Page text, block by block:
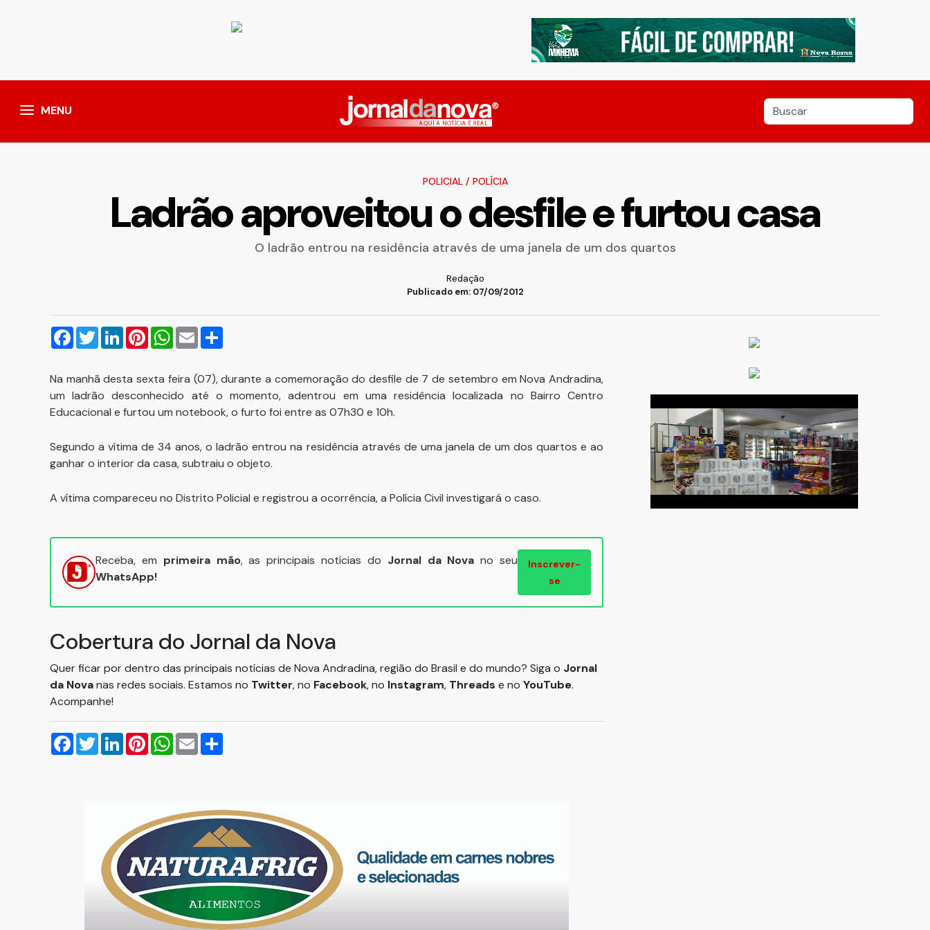
MENU
POLICIAL/ POLÍCIA
Ladrão aproveitou o desfile e furtou casa
O ladrão entrou na residência através de uma janela de um dos quartos
Redação
Publicado em: 07/09/2012
Facebook
TwitterLinkedInPinterestWhatsApp
Email
Na manhã desta sexta feira (07), durante a comemoração do desfile de 7 de setembro em Nova Andradina,
um ladrão desconhecido até o momento, adentrou em uma residência localizada no Bairro Centro
Educacional e furtou um notebook, o furto foi entre as 07h30 e 10h.
Segundo a vítima de 34 anos, o ladrão entrou na residência através de uma janela de um dos quartos e ao
ganhar o interior da casa, subtraiu o objeto.
A vítima compareceu no Distrito Policial e registrou a ocorrência, a Polícia Civil investigará o caso.
Receba, em primeira mão, as principais notícias do Jornal da Nova no seu
WhatsApp!
Inscrever-
se
Cobertura do Jornal da Nova
Quer ficar por dentro das principais notícias de Nova Andradina, região do Brasil e do mundo? Siga o Jornal
da Novanas redes sociais. Estamos no Twitter, no Facebook, no Instagram, Threads e no YouTube.
Acompanhe!
Facebook
TwitterLinkedInPinterestWhatsApp
Email